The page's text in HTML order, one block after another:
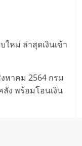
หม่ ล่าสุดเงินเข้า
หาคม 2564 กรม
ง พร้อมโอนเงิน